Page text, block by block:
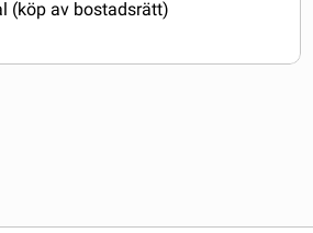
(köp av bostadsrätt)